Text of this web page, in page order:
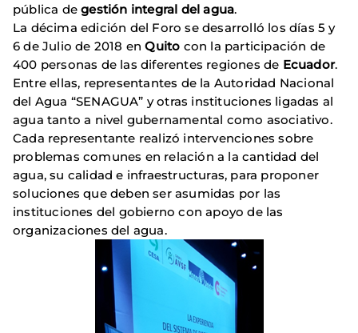
pública degestión integral del agua.
La décima edición del Foro se desarrolló los días 5 y
6 de Julio de 2018 enQuito con la participación de
400 personas de las diferentes regiones de Ecuador.
Entre ellas, representantes de la Autoridad Nacional
del Agua “SENAGUA” y otras instituciones ligadas al
agua tanto a nivel gubernamental como asociativo.
Cada representante realizó intervenciones sobre
problemas comunes en relación a la cantidad del
agua, su calidad e infraestructuras, para proponer
soluciones que deben ser asumidas por las
instituciones del gobierno con apoyo de las
organizaciones del agua.